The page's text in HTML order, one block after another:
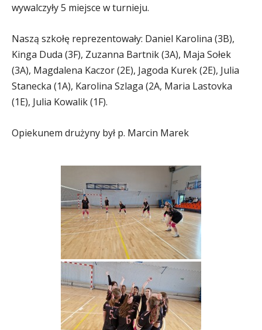
wywalczyły 5 miejsce w turnieju.
Naszą szkołę reprezentowały: Daniel Karolina (3B),
Kinga Duda (3F), Zuzanna Bartnik (3A), Maja Sołek
(3A), Magdalena Kaczor (2E), Jagoda Kurek (2E), Julia
Stanecka (1A), Karolina Szlaga (2A, Maria Lastovka
(1E), Julia Kowalik (1F).
Opiekunem drużyny był p. Marcin Marek